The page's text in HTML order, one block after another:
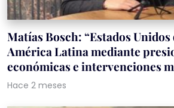
Matías Bosch: “Estados
América Latina mediante
económicas e intervenciones
Hace 2 meses